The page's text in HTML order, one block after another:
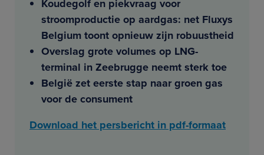
Koudegolf en piekvraag voor
stroomproductie op aardgas: net Fluxys
Belgium toont opnieuw zijn robuustheid
Overslag grote volumes op LNG-
terminal in Zeebrugge neemt sterk toe
België zet eerste stap naar groen gas
voor de consument
Download het persbericht in pdf-formaat